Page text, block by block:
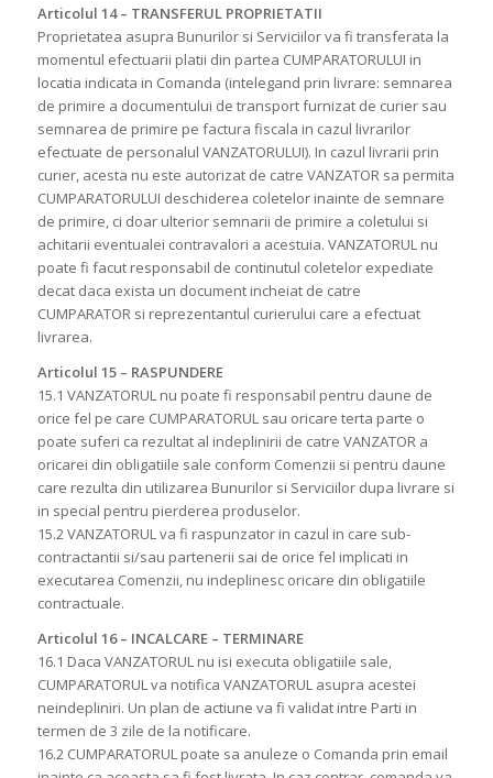
Articolul 14 – TRANSFERUL PROPRIETATII
Proprietatea asupra Bunurilor si Serviciilor va fi transferata la
momentul efectuarii platii din partea CUMPARATORULUI in
locatia indicata in Comanda (intelegand prin livrare: semnarea
de primire a documentului de transport furnizat de curier sau
semnarea de primire pe factura fiscala in cazul livrarilor
efectuate de personalul VANZATORULUI). In cazul livrarii prin
curier, acesta nu este autorizat de catre VANZATOR sa permita
CUMPARATORULUI deschiderea coletelor inainte de semnare
de primire, ci doar ulterior semnarii de primire a coletului si
achitarii eventualei contravalori a acestuia. VANZATORUL nu
poate fi facut responsabil de continutul coletelor expediate
decat daca exista un document incheiat de catre
CUMPARATOR si reprezentantul curierului care a efectuat
livrarea.
Articolul 15 – RASPUNDERE
15.1 VANZATORUL nu poate fi responsabil pentru daune de
orice fel pe care CUMPARATORUL sau oricare terta parte o
poate suferi ca rezultat al indeplinirii de catre VANZATOR a
oricarei din obligatiile sale conform Comenzii si pentru daune
care rezulta din utilizarea Bunurilor si Serviciilor dupa livrare si
in special pentru pierderea produselor.
15.2 VANZATORUL va fi raspunzator in cazul in care sub-
contractantii si/sau partenerii sai de orice fel implicati in
executarea Comenzii, nu indeplinesc oricare din obligatiile
contractuale.
Articolul 16 – INCALCARE – TERMINARE
16.1 Daca VANZATORUL nu isi executa obligatiile sale,
CUMPARATORUL va notifica VANZATORUL asupra acestei
neindepliniri. Un plan de actiune va fi validat intre Parti in
termen de 3 zile de la notificare.
16.2 CUMPARATORUL poate sa anuleze o Comanda prin email